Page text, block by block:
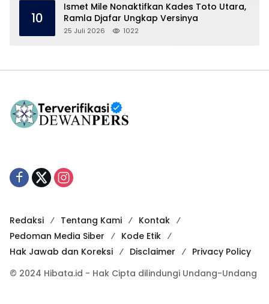
10
Ismet Mile Nonaktifkan Kades Toto Utara,
Ramla Djafar Ungkap Versinya
25 Juli 2026 1022
Redaksi Tentang Kami
Kontak
Pedoman Media Siber
Kode Etik
Hak Jawab dan Koreksi
Disclaimer
Privacy Policy
© 2024 Hibata.id - Hak Cipta dilindungi Undang-Undang